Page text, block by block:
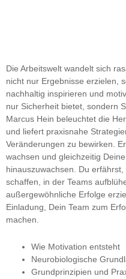
Die Arbeitswelt wandelt sich
nicht nur Ergebnisse erzielen,
nachhaltig inspirieren und
nur Sicherheit bietet, sondern
Marcus Hein beleuchtet die
und liefert praxisnahe
Veränderungen zu bewirken.
wachsen und gleichzeitig
hinauszuwachsen. Du
schaffen, in der Teams
außergewöhnliche Erfolge
Einladung, Dein Team zum
machen.
Wie Motivation entsteht
Neurobiologische
Grundprinzipien und